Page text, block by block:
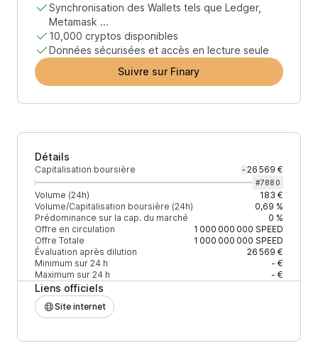
Synchronisation des Wallets tels que Ledger,
Metamask ...
10,000 cryptos disponibles
Données sécurisées et accès en lecture seule
Suivre sur Finary
Détails
Capitalisation boursière - 26 569 €
#7880
Volume (24h)
183 €
Volume/Capitalisation boursière (24h)
0,69 %
Prédominance sur la cap. du marché
0 %
Offre en circulation
1 000 000 000 SPEED
Offre Totale
1 000 000 000 SPEED
Évaluation après dilution
26 569 €
Minimum sur 24 h
- €
Maximum sur 24 h
- €
Liens officiels
Site internet